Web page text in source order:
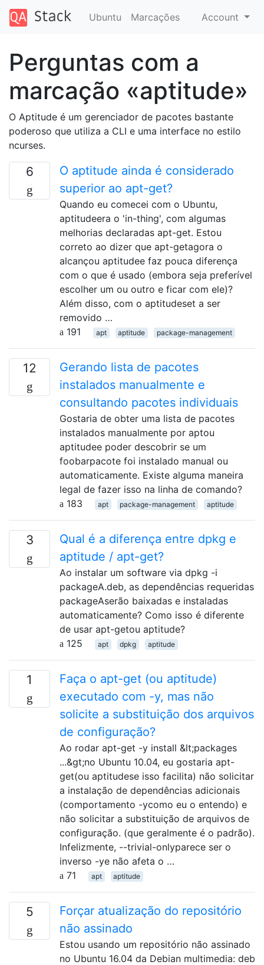
Ubuntu Marcações Account
Perguntas com a
marcação «aptitude»
O Aptitude é um gerenciador de pacotes bastante
poderoso que utiliza a CLI e uma interface no estilo
ncurses.
6
O aptitude ainda é considerado
superior ao apt-get?
Quando eu comecei com o Ubuntu,
aptitudeera o 'in-thing', com algumas
melhorias declaradas apt-get. Estou
correto ao dizer que apt-getagora o
alcançou aptitudee faz pouca diferença
com o que é usado (embora seja preferível
escolher um ou outro e ficar com ele)?
Além disso, com o aptitudeset a ser
removido …
191
apt aptitude package-management
12
Gerando lista de pacotes
instalados manualmente e
consultando pacotes individuais
Gostaria de obter uma lista de pacotes
instalados manualmente por aptou
aptitudee poder descobrir se um
foobarpacote foi instalado manual ou
automaticamente. Existe alguma maneira
legal de fazer isso na linha de comando?
183
apt package-management aptitude
3
Qual é a diferença entre dpkg e
aptitude / apt-get?
Ao instalar um software via dpkg -i
packageA.deb, as dependências requeridas
packageAserão baixadas e instaladas
automaticamente? Como isso é diferente
de usar apt-getou aptitude?
125
apt dpkg aptitude
1
Faça o apt-get (ou aptitude)
executado com -y, mas não
solicite a substituição dos arquivos
de configuração?
Ao rodar apt-get -y install &lt;packages
...&gt;no Ubuntu 10.04, eu gostaria apt-
get(ou aptitudese isso facilita) não solicitar
a instalação de dependências adicionais
(comportamento -ycomo eu o entendo) e
não solicitar a substituição de arquivos de
configuração. (que geralmente é o padrão).
Infelizmente, --trivial-onlyparece ser o
inverso -ye não afeta o …
71
apt aptitude
5
Forçar atualização do repositório
não assinado
Estou usando um repositório não assinado
no Ubuntu 16.04 da Debian multimedia: deb